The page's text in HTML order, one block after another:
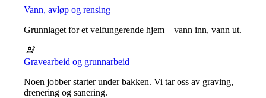
Vann, avløp og rensing
Grunnlaget for et velfungerende hjem – vann inn, vann ut.
Gravearbeid og grunnarbeid
Noen jobber starter under bakken. Vi tar oss av graving,
drenering og sanering.